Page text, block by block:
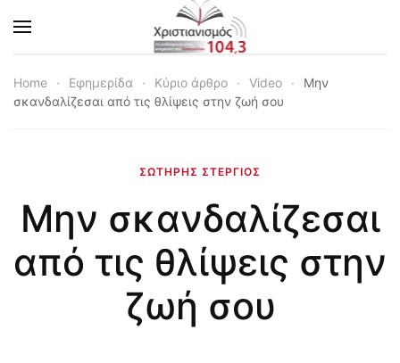
Skip to main content
Home Εφημερίδα Κύριο άρθρο Video
Μην
σκανδαλίζεσαι από τις θλίψεις στην ζωή σου
ΣΩΤΉΡΗΣ ΣΤΈΡΓΙΟΣ
Μην σκανδαλίζεσαι
από τις θλίψεις στην
ζωή σου